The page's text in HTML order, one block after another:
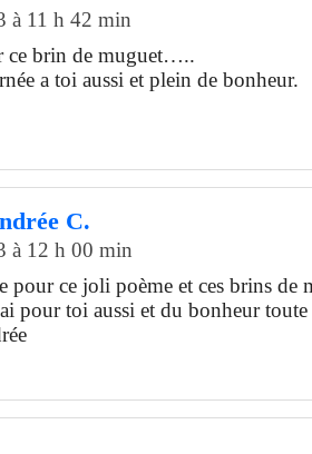
à 11 h 42 min
ce brin de muguet…..
a toi aussi et plein de bonheur.
C.
à 12 h 00 min
pour ce joli poème et ces brins de
pour toi aussi et du bonheur toute